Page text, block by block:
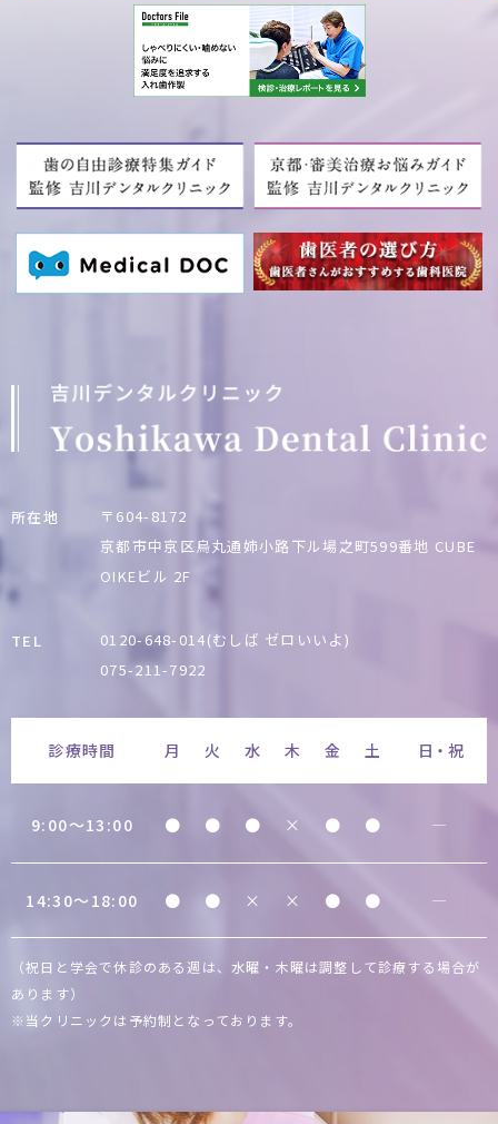
所在地
〒604-8172
京都市中京区烏丸通姉小路下ル場之町599番地 CUBE
OIKEビル 2F
TEL
0120-648-014(むしば ゼロいいよ)
075-211-7922
診療時間 月 火 水 木 金 土 日・祝
9:00〜13:00 ● ● ● × ● ● ―
14:30〜18:00 ● ● × × ● ● ―
（祝日と学会で休診のある週は、水曜・木曜は調整して診療する場合が
あります）
※当クリニックは予約制となっております。